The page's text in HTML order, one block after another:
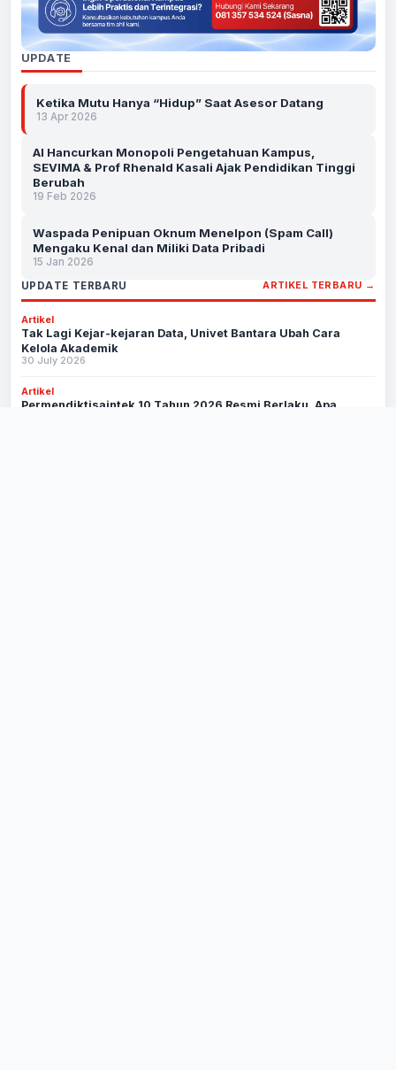
UPDATE
Ketika Mutu Hanya “Hidup” Saat Asesor Datang
13 Apr 2026
AI Hancurkan Monopoli Pengetahuan Kampus,
SEVIMA & Prof Rhenald Kasali Ajak Pendidikan Tinggi
Berubah
19 Feb 2026
Waspada Penipuan Oknum Menelpon (Spam Call)
Mengaku Kenal dan Miliki Data Pribadi
15 Jan 2026
UPDATE TERBARU
ARTIKEL TERBARU →
Artikel
Tak Lagi Kejar-kejaran Data, Univet Bantara Ubah Cara
Kelola Akademik
30 July 2026
Artikel
Permendiktisaintek 10 Tahun 2026 Resmi Berlaku, Apa